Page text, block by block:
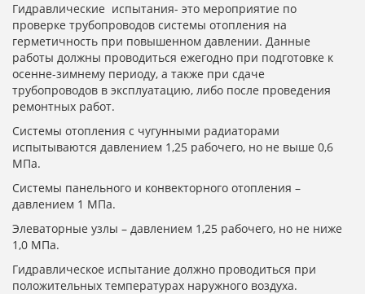
Гидравлические испытания- это мероприятие по
проверке трубопроводов системы отопления на
герметичность при повышенном давлении. Данные
работы должны проводиться ежегодно при подготовке к
осенне-зимнему периоду, а также при сдаче
трубопроводов в эксплуатацию, либо после проведения
ремонтных работ.
Системы отопления с чугунными радиаторами
испытываются давлением 1,25 рабочего, но не выше 0,6
МПа.
Системы панельного и конвекторного отопления –
давлением 1 МПа.
Элеваторные узлы – давлением 1,25 рабочего, но не ниже
1,0 МПа.
Гидравлическое испытание должно проводиться при
положительных температурах наружного воздуха.